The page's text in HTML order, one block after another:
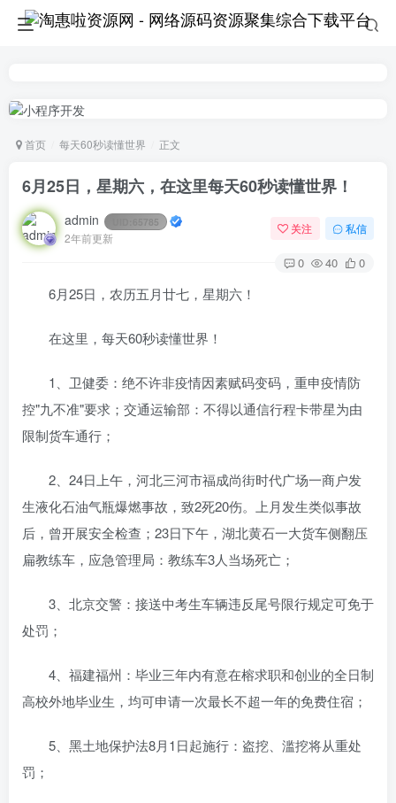
首页 每天60秒读懂世界 正文
6月25日，星期六，在这里每天60秒读懂世界！
admin 65785
2年前更新
关注 私信
0 40 0
6月25日，农历五月廿七，星期六！
在这里，每天60秒读懂世界！
1、卫健委：绝不许非疫情因素赋码变码，重申疫情防
控"九不准"要求；交通运输部：不得以通信行程卡带星为由
限制货车通行；
2、24日上午，河北三河市福成尚街时代广场一商户发
生液化石油气瓶爆燃事故，致2死20伤。上月发生类似事故
后，曾开展安全检查；23日下午，湖北黄石一大货车侧翻压
扁教练车，应急管理局：教练车3人当场死亡；
3、北京交警：接送中考生车辆违反尾号限行规定可免于
处罚；
4、福建福州：毕业三年内有意在榕求职和创业的全日制
高校外地毕业生，均可申请一次最长不超一年的免费住宿；
5、黑土地保护法8月1日起施行：盗挖、滥挖将从重处
罚；